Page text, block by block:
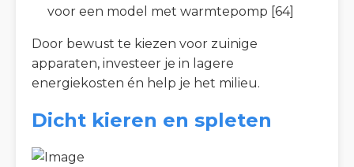
voor een model met warmtepomp [64]
Door bewust te kiezen voor zuinige
apparaten, investeer je in lagere
energiekosten én help je het milieu.
Dicht kieren en spleten